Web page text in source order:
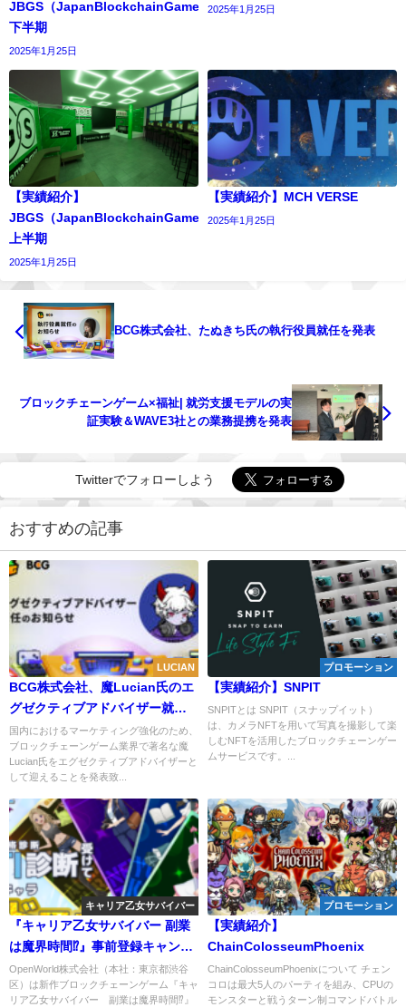
JBGS（JapanBlockchainGameSummit）
下半期
2025年1月25日
2025年1月25日
【実績紹介】
JBGS（JapanBlockchainGameSummit）
上半期
2025年1月25日
【実績紹介】MCH VERSE
2025年1月25日
BCG株式会社、たぬきち氏の執行役員就任を発表
ブロックチェーンゲーム×福祉| 就労支援モデルの実
証実験＆WAVE3社との業務提携を発表
Twitterでフォローしよう
おすすめの記事
LUCIAN
BCG株式会社、魔Lucian氏のエ
グゼクティブアドバイザー就任
を発表
国内におけるマーケティング強化のため、
ブロックチェーンゲーム業界で著名な魔
Lucian氏をエグゼクティブアドバイザーと
して迎えることを発表致...
プロモーション
【実績紹介】SNPIT
SNPITとは SNPIT（スナップイット）
は、カメラNFTを用いて写真を撮影して楽
しむNFTを活用したブロックチェーンゲー
ムサービスです。...
キャリア乙女サバイバー
『キャリア乙女サバイバー 副業
は魔界時間⁉』事前登録キャンペ
ーン開始！
OpenWorld株式会社（本社：東京都渋谷
区）は新作ブロックチェーンゲーム『キャ
リア乙女サバイバー 副業は魔界時間⁉』
プロモーション
【実績紹介】
ChainColosseumPhoenix
ChainColosseumPhoenixについて チェン
コロは最大5人のパーティを組み、CPUの
モンスターと戦うターン制コマンドバトル